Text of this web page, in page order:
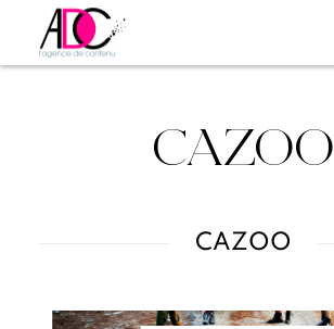
CAZOO
CAZOO